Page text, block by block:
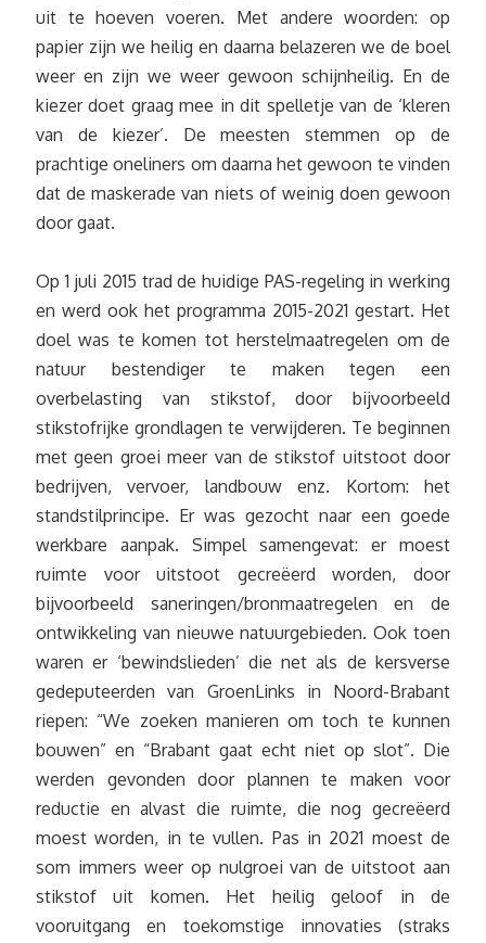
uit te hoeven voeren. Met andere woorden: op
papier zijn we heilig en daarna belazeren we de boel
weer en zijn we weer gewoon schijnheilig. En de
kiezer doet graag mee in dit spelletje van de ‘kleren
van de kiezer’. De meesten stemmen op de
prachtige oneliners om daarna het gewoon te vinden
dat de maskerade van niets of weinig doen gewoon
door gaat.
Op 1 juli 2015 trad de huidige PAS-regeling in werking
en werd ook het programma 2015-2021 gestart. Het
doel was te komen tot herstelmaatregelen om de
natuur bestendiger te maken tegen een
overbelasting van stikstof, door bijvoorbeeld
stikstofrijke grondlagen te verwijderen. Te beginnen
met geen groei meer van de stikstof uitstoot door
bedrijven, vervoer, landbouw enz. Kortom: het
standstilprincipe. Er was gezocht naar een goede
werkbare aanpak. Simpel samengevat: er moest
ruimte voor uitstoot gecreëerd worden, door
bijvoorbeeld saneringen/bronmaatregelen en de
ontwikkeling van nieuwe natuurgebieden. Ook toen
waren er ‘bewindslieden’ die net als de kersverse
gedeputeerden van GroenLinks in Noord-Brabant
riepen: “We zoeken manieren om toch te kunnen
bouwen” en “Brabant gaat echt niet op slot”. Die
werden gevonden door plannen te maken voor
reductie en alvast die ruimte, die nog gecreëerd
moest worden, in te vullen. Pas in 2021 moest de
som immers weer op nulgroei van de uitstoot aan
stikstof uit komen. Het heilig geloof in de
vooruitgang en toekomstige innovaties (straks